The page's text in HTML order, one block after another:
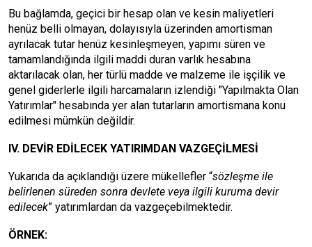
Bu bağlamda, geçici bir hesap olan ve kesin maliyetleri
henüz belli olmayan, dolayısıyla üzerinden amortisman
ayrılacak tutar henüz kesinleşmeyen, yapımı süren ve
tamamlandığında ilgili maddi duran varlık hesabına
aktarılacak olan, her türlü madde ve malzeme ile işçilik ve
genel giderlerle ilgili harcamaların izlendiği "Yapılmakta Olan
Yatırımlar" hesabında yer alan tutarların amortismana konu
edilmesi mümkün değildir.
IV. DEVİR EDİLECEK YATIRIMDAN VAZGEÇİLMESİ
Yukarıda da açıklandığı üzere mükellefler “sözleşme ile
belirlenen süreden sonra devlete veya ilgili kuruma devir
edilecek” yatırımlardan da vazgeçebilmektedir.
ÖRNEK: